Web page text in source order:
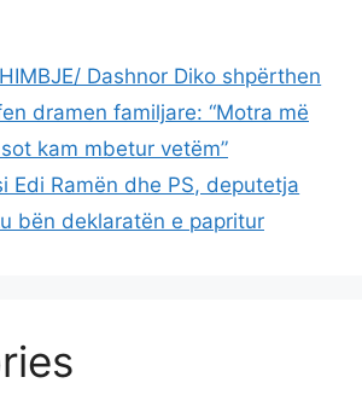
Dashnor Diko shpërthen
dramen familjare: “Motra më
kam mbetur vetëm”
Edi Ramën dhe PS, deputetja
bën deklaratën e papritur